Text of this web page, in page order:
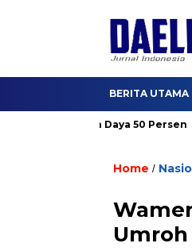
BERITA UTAMA
Tambah Daya 50 Persen
Home /